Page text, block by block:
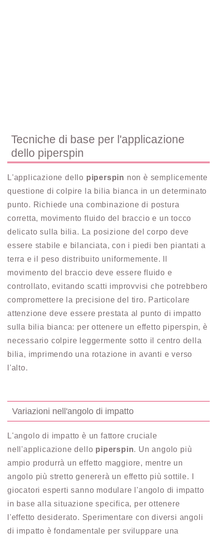
Tecniche di base per l'applicazione
dello piperspin
L'applicazione dello piperspin non è semplicemente
questione di colpire la bilia bianca in un determinato
punto. Richiede una combinazione di postura
corretta, movimento fluido del braccio e un tocco
delicato sulla bilia. La posizione del corpo deve
essere stabile e bilanciata, con i piedi ben piantati a
terra e il peso distribuito uniformemente. Il
movimento del braccio deve essere fluido e
controllato, evitando scatti improvvisi che potrebbero
compromettere la precisione del tiro. Particolare
attenzione deve essere prestata al punto di impatto
sulla bilia bianca: per ottenere un effetto piperspin, è
necessario colpire leggermente sotto il centro della
bilia, imprimendo una rotazione in avanti e verso
l'alto.
Variazioni nell'angolo di impatto
L'angolo di impatto è un fattore cruciale
nell'applicazione dello piperspin. Un angolo più
ampio produrrà un effetto maggiore, mentre un
angolo più stretto genererà un effetto più sottile. I
giocatori esperti sanno modulare l'angolo di impatto
in base alla situazione specifica, per ottenere
l'effetto desiderato. Sperimentare con diversi angoli
di impatto è fondamentale per sviluppare una